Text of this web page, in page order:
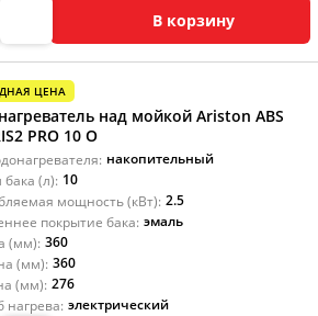
В корзину
ЦЕНА
над мойкой Ariston ABS
PRO 10 O
накопительный
(л): 10
мощность (кВт): 2.5
покрытие бака: эмаль
(мм): 360
(мм): 360
(мм): 276
нагрева: электрический